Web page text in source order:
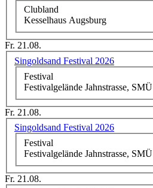
Clubland
Kesselhaus Augsburg
Fr. 21.08.
Singoldsand Festival 2026
Festival
Festivalgelände Jahnstrasse, SMÜ
Fr. 21.08.
Singoldsand Festival 2026
Festival
Festivalgelände Jahnstrasse, SMÜ
Fr. 21.08.